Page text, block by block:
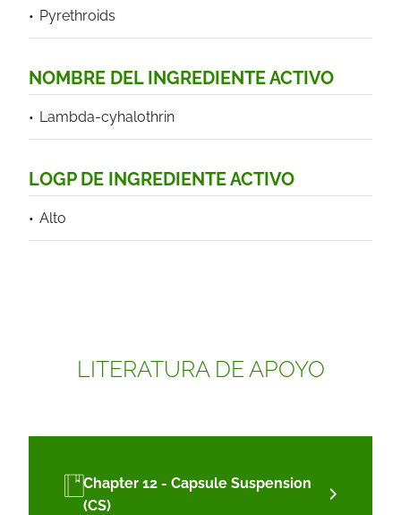
Pyrethroids
NOMBRE DEL INGREDIENTE ACTIVO
Lambda-cyhalothrin
LOGP DE INGREDIENTE ACTIVO
Alto
LITERATURA DE APOYO
Chapter 12 - Capsule Suspension
(CS)